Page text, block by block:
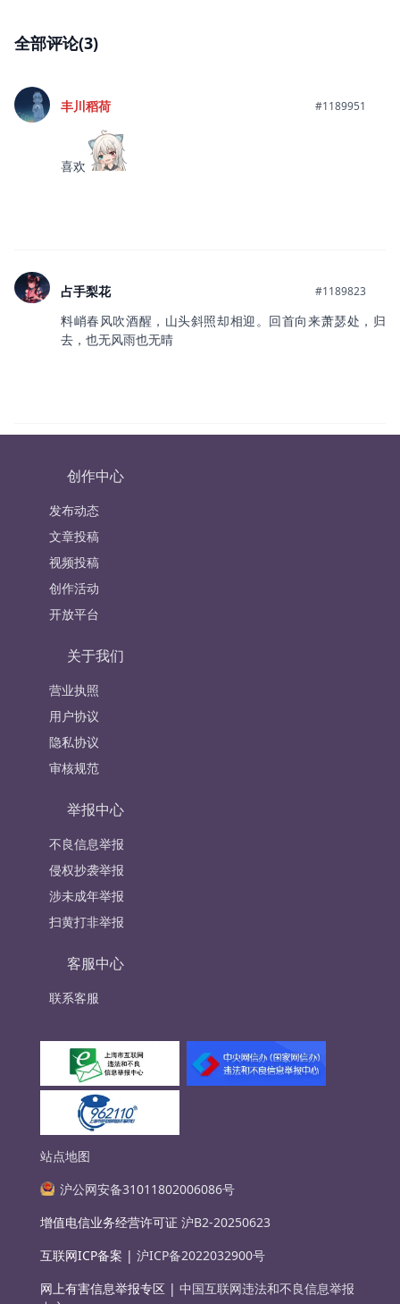
全部评论(3)
丰川稻荷 #1189951
喜欢
占手梨花 #1189823
料峭春风吹酒醒，山头斜照却相迎。回首向来萧瑟处，归
去，也无风雨也无晴
创作中心
发布动态
文章投稿
视频投稿
创作活动
开放平台
关于我们
营业执照
用户协议
隐私协议
审核规范
举报中心
不良信息举报
侵权抄袭举报
涉未成年举报
扫黄打非举报
客服中心
联系客服
站点地图
沪公网安备31011802006086号
增值电信业务经营许可证 沪B2-20250623
互联网ICP备案 | 沪ICP备2022032900号
网上有害信息举报专区 | 中国互联网违法和不良信息举报